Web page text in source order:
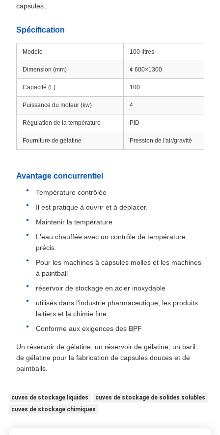
capsules..
Spécification
Modèle 100 litres
Dimension (mm) ¢ 600×1300
Capacité (L) 100
Puissance du moteur (kw) 4
Régulation de la température PID
Fourniture de gélatine Pression de l'air/gravité
Avantage concurrentiel
Température contrôlée
Il est pratique à ouvrir et à déplacer.
Maintenir la température
L'eau chauffée avec un contrôle de température
précis.
Pour les machines à capsules molles et les machines
à paintball
réservoir de stockage en acier inoxydable
utilisés dans l'industrie pharmaceutique, les produits
laitiers et la chimie fine
Conforme aux exigences des BPF
Un réservoir de gélatine, un réservoir de gélatine, un baril
de gélatine pour la fabrication de capsules douces et de
paintballs.
cuves de stockage liquides
cuves de stockage de solides solubles
cuves de stockage chimiques